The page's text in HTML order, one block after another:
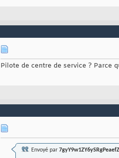
Pilote de centre de service ? Parce
Envoyé par 7gyY9w1ZY6ySRgPeaefZ